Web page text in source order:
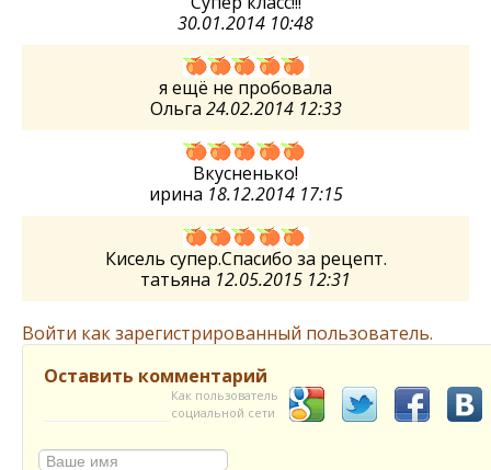
30.01.2014 10:48
я ещё не пробовала
Ольга 24.02.2014 12:33
Вкусненько!
ирина 18.12.2014 17:15
Кисель супер.Спасибо за рецепт.
татьяна 12.05.2015 12:31
Войти как зарегистрированный пользователь.
Оставить комментарий
Как пользователь
социальной сети